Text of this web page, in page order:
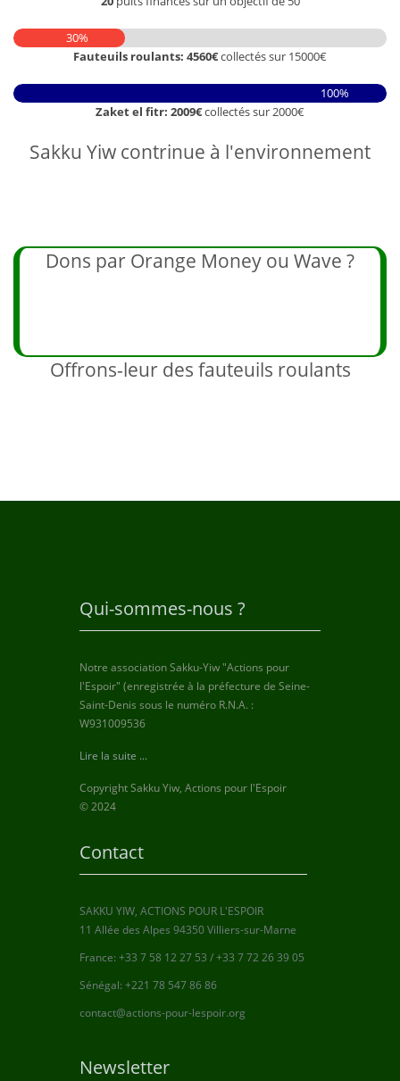
30%
Fauteuils roulants: 4560€collectés sur 15000€
100%
Zaket el fitr: 2009€collectés sur 2000€
Sakku Yiw contrinue à l'environnement
Dons par Orange Money ou Wave ?
Offrons-leur des fauteuils roulants
Qui-sommes-nous ?
Notre association Sakku-Yiw "Actions pour
l'Espoir" (enregistrée à la préfecture de Seine-
Saint-Denis sous le numéro R.N.A. :
W931009536
Lire la suite ...
Copyright Sakku Yiw, Actions pour l'Espoir
© 2024
Contact
SAKKU YIW, ACTIONS POUR L'ESPOIR
11 Allée des Alpes 94350 Villiers-sur-Marne
France: +33 7 58 12 27 53 / +33 7 72 26 39 05
Sénégal: +221 78 547 86 86
contact@actions-pour-lespoir.org
Newsletter